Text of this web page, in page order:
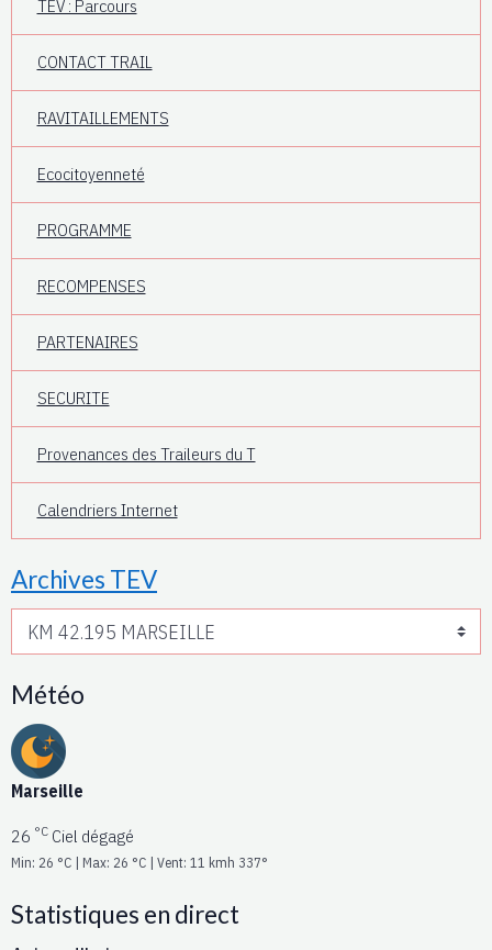
TEV : Parcours
CONTACT TRAIL
RAVITAILLEMENTS
Ecocitoyenneté
PROGRAMME
RECOMPENSES
PARTENAIRES
SECURITE
Provenances des Traileurs du T
Calendriers Internet
Archives TEV
Météo
Marseille
26 °C Ciel dégagé
Min: 26 °C | Max: 26 °C | Vent: 11 kmh 337°
Statistiques en direct